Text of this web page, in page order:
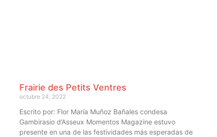
Frairie des Petits Ventres
octubre 24, 2022
Escrito por: Flor María Muñoz Bañales condesa
Gambirasio d’Asseux Momentos Magazine estuvo
presente en una de las festividades más esperadas de